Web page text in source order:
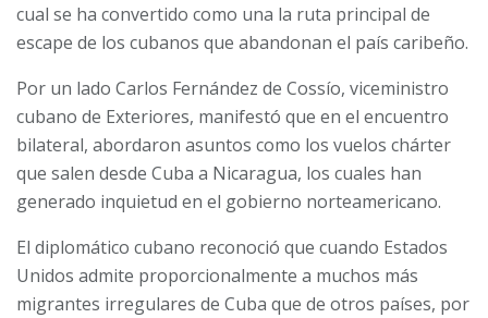
cual se ha convertido como una la ruta principal de
escape de los cubanos que abandonan el país caribeño.
Por un lado Carlos Fernández de Cossío, viceministro
cubano de Exteriores, manifestó que en el encuentro
bilateral, abordaron asuntos como los vuelos chárter
que salen desde Cuba a Nicaragua, los cuales han
generado inquietud en el gobierno norteamericano.
El diplomático cubano reconoció que cuando Estados
Unidos admite proporcionalmente a muchos más
migrantes irregulares de Cuba que de otros países, por